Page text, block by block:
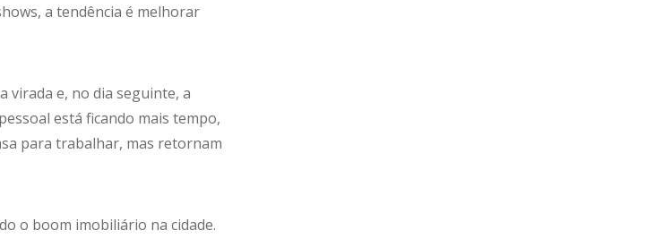
a tendência é melhorar
virada e, no dia seguinte, a
está ficando mais tempo,
para trabalhar, mas retornam
o boom imobiliário na cidade.